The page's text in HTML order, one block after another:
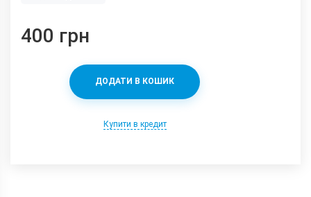
400 грн
ДОДАТИ В КОШИК
Купити в кредит